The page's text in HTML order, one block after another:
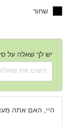
שחור
יש לך שאלה על סיטרואן
היי, האם אתה